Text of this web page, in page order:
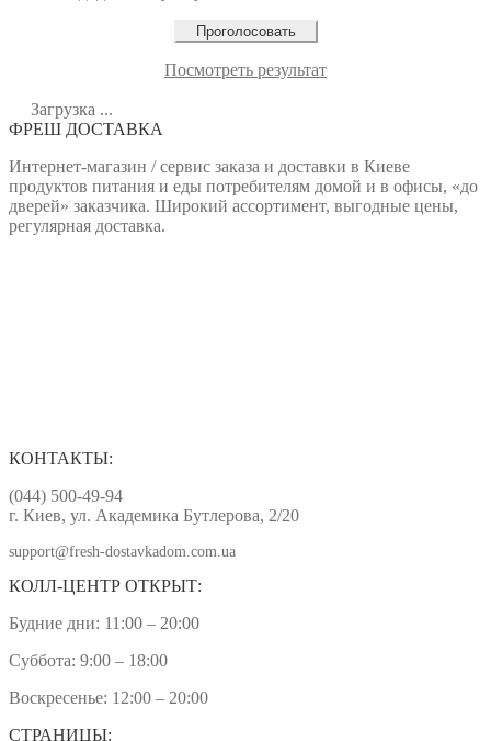
Посмотреть результат
Загрузка ...
ФРЕШ ДОСТАВКА
Интернет-магазин / сервис заказа и доставки в Киеве
продуктов питания и еды потребителям домой и в офисы, «до
дверей» заказчика. Широкий ассортимент, выгодные цены,
регулярная доставка.
КОНТАКТЫ:
(044) 500-49-94
г. Киев, ул. Академика Бутлерова, 2/20
support@fresh-dostavkadom.com.ua
КОЛЛ-ЦЕНТР ОТКРЫТ:
Будние дни: 11:00 – 20:00
Суббота: 9:00 – 18:00
Воскресенье: 12:00 – 20:00
СТРАНИЦЫ: